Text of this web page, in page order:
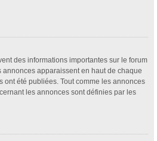
des informations importantes sur le forum
apparaissent en haut de chaque
ont été publiées. Tout comme les annonces
les annonces sont définies par les